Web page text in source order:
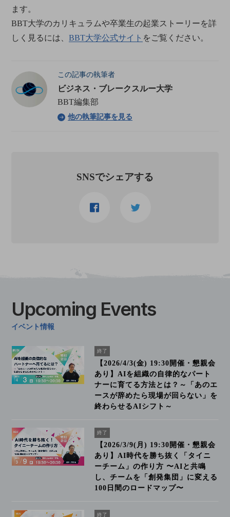
ます。
BBT大学のカリキュラムや卒業生の起業ストーリーを詳
しく見るには、BBT大学公式サイト をご覧ください。
この記事の執筆者
ビジネス・ブレークスルー大学
BBT編集部
他の執筆記事を見る
SNSでシェアする
Upcoming Events
イベント情報
終了
【2026/4/3(金) 19:30開催・懇親会
あり】AIを組織の自律的なパート
ナーに育てる方法とは？～「あのエ
ースが辞めたら現場が回らない」を
終わらせるAIシフト～
終了
【2026/3/9(月) 19:30開催・懇親会
あり】AI時代を勝ち抜く「タイニ
ーチーム」の作り方 〜AIと共鳴
し、チームを「創発集団」に変える
100日間のロードマップ〜
終了